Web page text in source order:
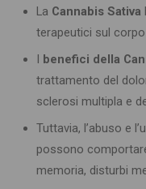
La Cannabis Sativa
terapeutici sul
I benefici della
trattamento del
sclerosi multipla e
Tuttavia, l’abuso e
possono
memoria, disturbi